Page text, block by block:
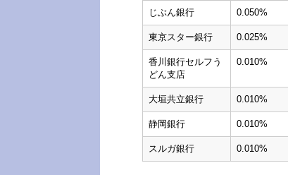
じぶん銀行 0.050%
東京スター銀行 0.025%
香川銀行セルフう
どん支店
0.010%
大垣共立銀行 0.010%
静岡銀行 0.010%
スルガ銀行 0.010%